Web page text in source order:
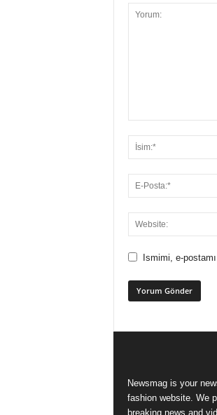
Ismimi, e-
Newsmag is your
fashion website. We
breaking news and